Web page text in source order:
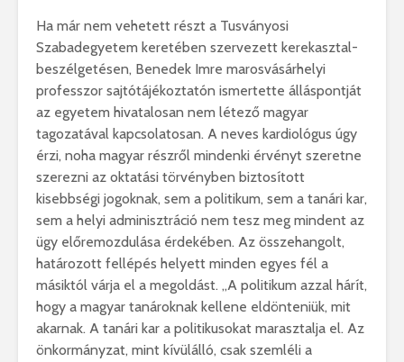
Ha már nem vehetett részt a Tusványosi
Szabadegyetem keretében szervezett kerekasztal-
beszélgetésen, Benedek Imre marosvásárhelyi
professzor sajtótájékoztatón ismertette álláspontját
az egyetem hivatalosan nem létező magyar
tagozatával kapcsolatosan. A neves kardiológus úgy
érzi, noha magyar részről mindenki érvényt szeretne
szerezni az oktatási törvényben biztosított
kisebbségi jogoknak, sem a politikum, sem a tanári kar,
sem a helyi adminisztráció nem tesz meg mindent az
ügy előremozdulása érdekében. Az összehangolt,
határozott fellépés helyett minden egyes fél a
másiktól várja el a megoldást. „A politikum azzal hárít,
hogy a magyar tanároknak kellene eldönteniük, mit
akarnak. A tanári kar a politikusokat marasztalja el. Az
önkormányzat, mint kívülálló, csak szemléli a